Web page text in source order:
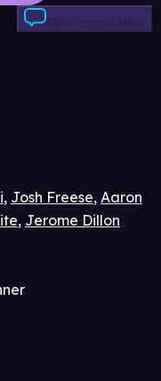
Skriv anmeldelse
, Josh Freese, Aaron
, Jerome Dillon